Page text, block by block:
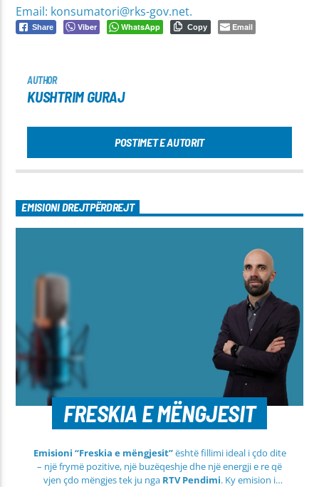
Email: konsumatori@rks-gov.net.
Share Viber WhatsApp Copy Email
AUTHOR
KUSHTRIM GURAJ
POSTIMET E AUTORIT
EMISIONI DREJTPËRDREJT
FRESKIA E MËNGJESIT
Emisioni “Freskia e mëngjesit”është fillimi ideal i çdo dite
– një frymë pozitive, një buzëqeshje dhe një energji e re që
vjen çdo mëngjes tek ju nga RTV Pendimi. Ky emision i